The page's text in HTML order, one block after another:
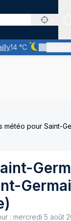
14 °C
Ciel dégagé
météo pour Saint-
)
: mercredi 5 août